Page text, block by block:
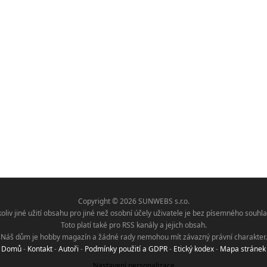
Copyright © 2026 SUNWEBS s.r.o.
jiné užití obsahu pro jiné než osobní účely uživatele je bez písemného
Toto platí také pro RSS kanály a jejich obsah.
Náš dům je hobby magazín a žádné rady nemohou mít závazný právní charakter.
Domů- Kontakt-Autoři - Podmínky použití a GDPR- Etický kodex- Mapa stránek